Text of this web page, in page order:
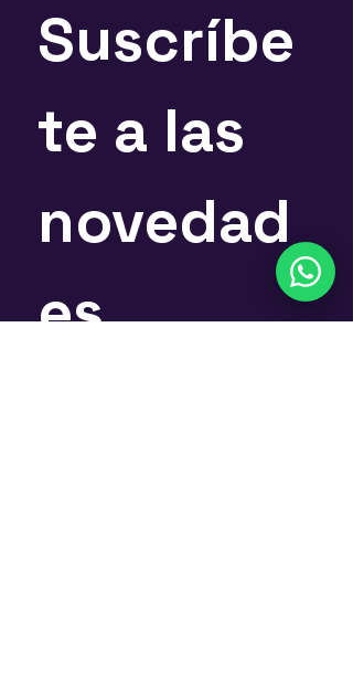
Suscríbe
te a las
novedad
es